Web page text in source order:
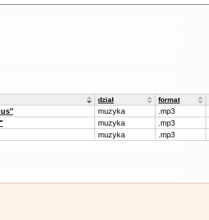
dział format
muzyka
.mp3
muzyka
.mp3
muzyka .mp3